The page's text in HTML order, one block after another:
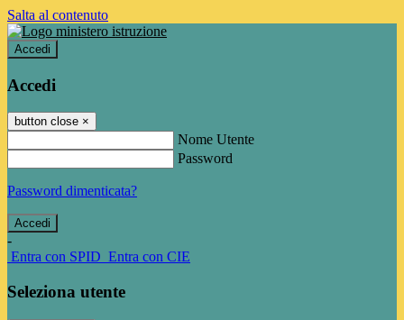
Salta al contenuto
Accedi
Accedi
button close ×
Nome Utente
Password
Password dimenticata?
-
Entra con SPID Entra con CIE
Seleziona utente